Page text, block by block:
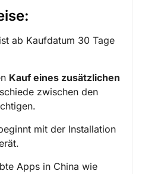
ab Kaufdatum 30 Tage
Kauf eines zusätzlichen
zwischen den
mit der Installation
Apps in China wie